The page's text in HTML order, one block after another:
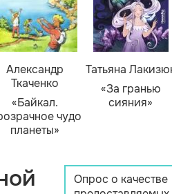
Александр
Ткаченко
«Байкал.
чудо
планеты»
Татьяна
«За гранью
сияния»
Опрос о качестве